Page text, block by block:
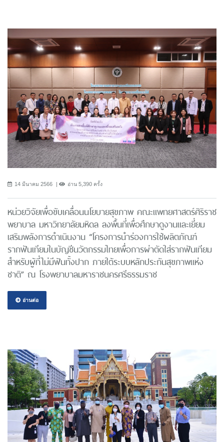
14 มีนาคม 2566 อ่าน 5,390 ครั้ง
หน่วยวิจัยเพื่อขับเคลื่อนนโยบายสุขภาพ คณะแพทยศาสตร์ศิริราช
พยาบาล มหาวิทยาลัยมหิดล ลงพื้นที่เพื่อศึกษาดูงานและเยี่ยม
เสริมพลังการดำเนินงาน “โครงการนําร่องการใช้ผลิตภัณฑ์
รากฟันเทียมในบัญชีนวัตกรรมไทยเพื่อการผ่าตัดใส่รากฟันเทียม
สำหรับผู้ที่ไม่มีฟันทั้งปาก ภายใต้ระบบหลักประกันสุขภาพแห่ง
ชาติ” ณ โรงพยาบาลมหาราชนครศรีธรรมราช
อ่านต่อ